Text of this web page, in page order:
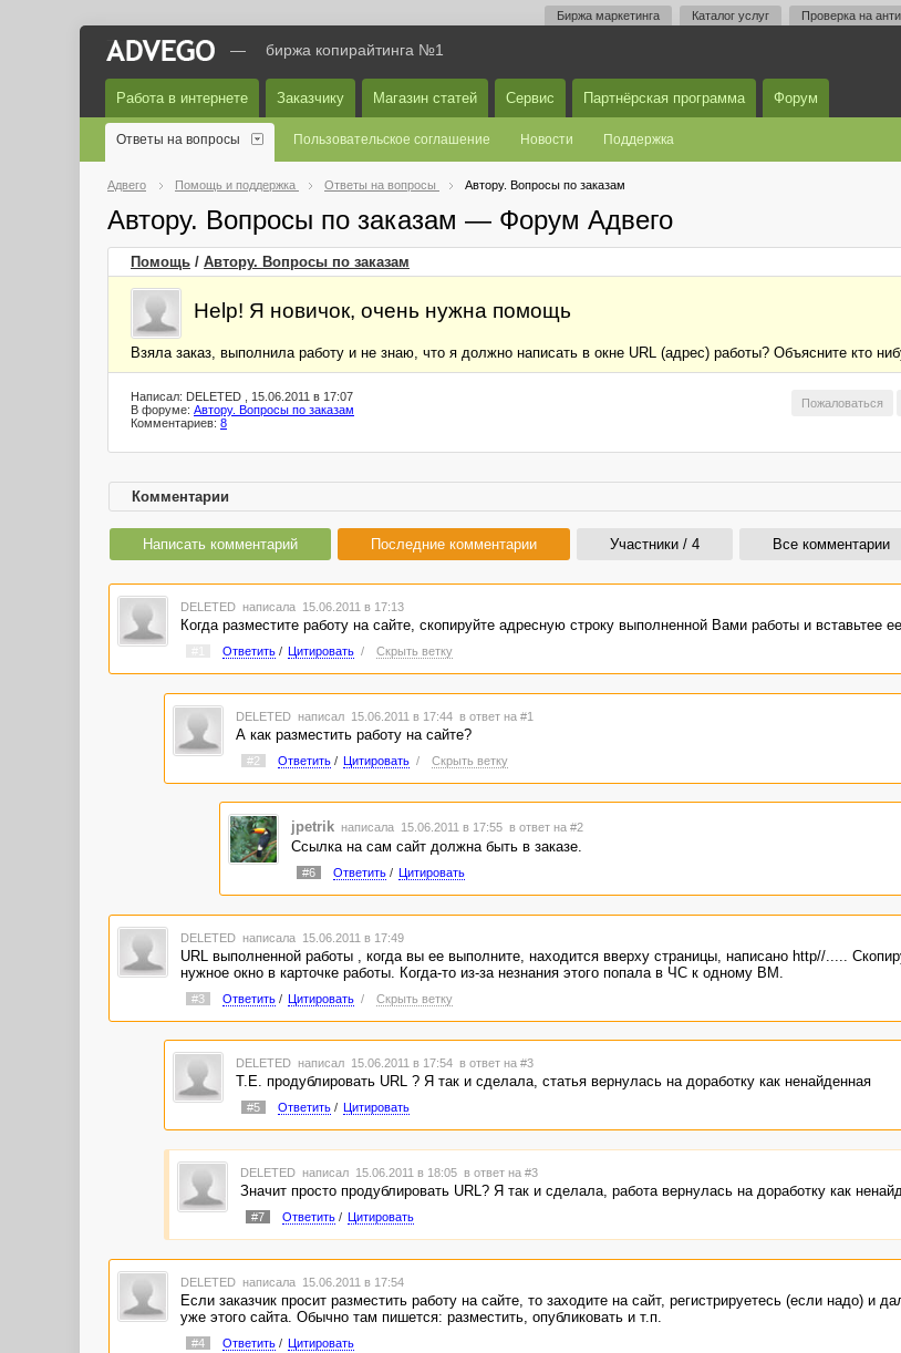
Биржа маркетинга Каталог услуг Проверка на
— биржа копирайтинга №1
Работа в интернете Заказчику Магазин статей Сервис Партнёрская программа Форум
Ответы на вопросы Пользовательское соглашение Новости Поддержка
Адвего Помощь и поддержка Ответы на вопросы Автору. Вопросы по заказам
Автору. Вопросы по заказам — Форум Адвего
Помощь / Автору. Вопросы по заказам
Help! Я новичок, очень нужна помощь
Взяла заказ, выполнила работу и не знаю, что я должно написать в окне URL (адрес) работы? Объясните кто
Пожаловаться
Написал: DELETED , 15.06.2011 в 17:07
В форуме: Автору. Вопросы по заказам
Комментариев: 8
Комментарии
Написать комментарий Последние комментарии Участники / 4 Все комментарии
DELETED написала 15.06.2011 в 17:13
Когда разместите работу на сайте, скопируйте адресную строку выполненной Вами работы и вставьтее
Ответить/ Цитировать / Скрыть ветку
DELETED написал 15.06.2011 в 17:44 в ответ на #1
А как разместить работу на сайте?
#2 Ответить/ Цитировать / Скрыть ветку
jpetrik написала 15.06.2011 в 17:55 в ответ на #2
Ссылка на сам сайт должна быть в заказе.
#6 Ответить/ Цитировать
DELETED написала 15.06.2011 в 17:49
URL выполненной работы , когда вы ее выполните, находится вверху страницы, написано http//.....
нужное окно в карточке работы. Когда-то из-за незнания этого попала в ЧС к одному ВМ.
#3 Ответить/ Цитировать / Скрыть ветку
DELETED написал 15.06.2011 в 17:54 в ответ на #3
Т.Е. продублировать URL ? Я так и сделала, статья вернулась на доработку как ненайденная
#5 Ответить/ Цитировать
DELETED написал 15.06.2011 в 18:05 в ответ на #3
Значит просто продублировать URL? Я так и сделала, работа вернулась на доработку как
#7 Ответить/ Цитировать
DELETED написала 15.06.2011 в 17:54
Если заказчик просит разместить работу на сайте, то заходите на сайт, регистрируетесь (если надо) и
уже этого сайта. Обычно там пишется: разместить, опубликовать и т.п.
#4 Ответить/ Цитировать